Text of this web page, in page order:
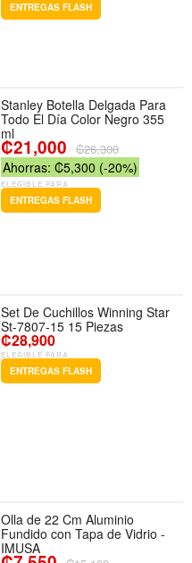
ENTREGAS FLASH
Stanley Botella Delgada Para
Todo El Día Color Negro 355
ml
₡21,000 ₡26,300
Ahorras: ₡5,300 (-20%)
ELEGIBLE PARA
ENTREGAS FLASH
Set De Cuchillos Winning Star
St-7807-15 15 Piezas
₡28,900
ELEGIBLE PARA
ENTREGAS FLASH
Olla de 22 Cm Aluminio
Fundido con Tapa de Vidrio -
IMUSA